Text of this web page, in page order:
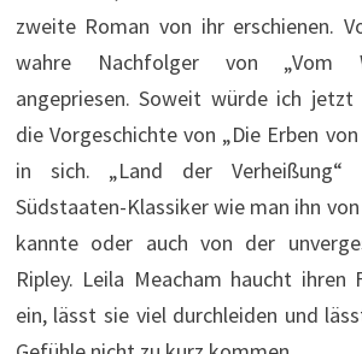
zweite Roman von ihr erschienen.
wahre Nachfolger von „Vom
angepriesen. Soweit würde ich
die Vorgeschichte von „Die Erben
in sich. „Land der
Südstaaten-Klassiker wie man ihn
kannte oder auch von der
Ripley. Leila Meacham haucht ihren
ein, lässt sie viel durchleiden und